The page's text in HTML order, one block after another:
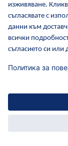
Това